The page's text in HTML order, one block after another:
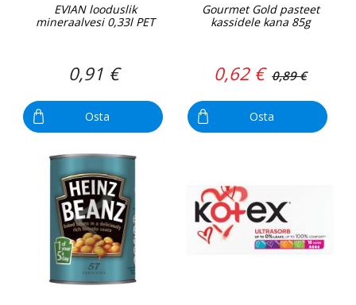
EVIAN looduslik
mineraalvesi 0,33l PET
0,91 €
Osta
Gourmet Gold pasteet
kassidele kana 85g
0,62 € 0,89 €
Osta